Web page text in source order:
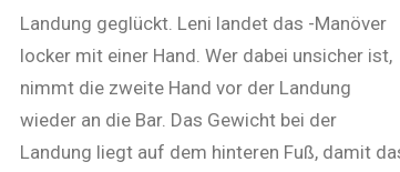
Landung geglückt. Leni landet das -Manöver
locker mit einer Hand. Wer dabei unsicher ist,
nimmt die zweite Hand vor der Landung
wieder an die Bar. Das Gewicht bei der
Landung liegt auf dem hinteren Fuß, damit